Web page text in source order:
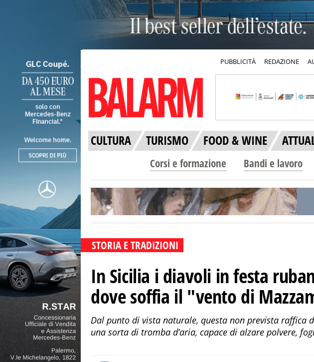
PUBBLICITÀ REDAZIONE
CULTURA TURISMO FOOD & WINE
Corsi e formazione Bandi e lavoro
STORIA E TRADIZIONI
In Sicilia i diavoli in festa
dove soffia il "vento di
Dal punto di vista naturale, questa non prevista raffica
una sorta di tromba d’aria, capace di alzare polvere,